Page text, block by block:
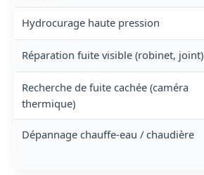
Hydrocurage haute pression
Réparation fuite visible (robinet, joint)
Recherche de fuite cachée (caméra
thermique)
Dépannage chauffe-eau / chaudière